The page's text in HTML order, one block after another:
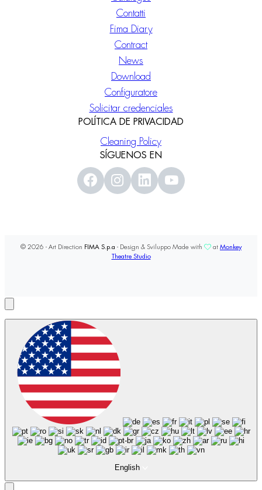
Contatti
Fima Diary
Contract
News
Download
Configuratore
Solicitar credenciales
POLÍTICA DE PRIVACIDAD
Cleaning Policy
SÍGUENOS EN
© 2026 - Art Direction FIMA S.p.a - Design & Sviluppo Made with at Monkey
Theatre Studio
English